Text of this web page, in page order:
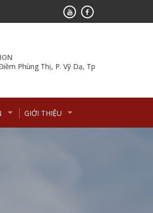
Phùng Thị, P. Vỹ Dạ, Tp
GIỚI THIỆU